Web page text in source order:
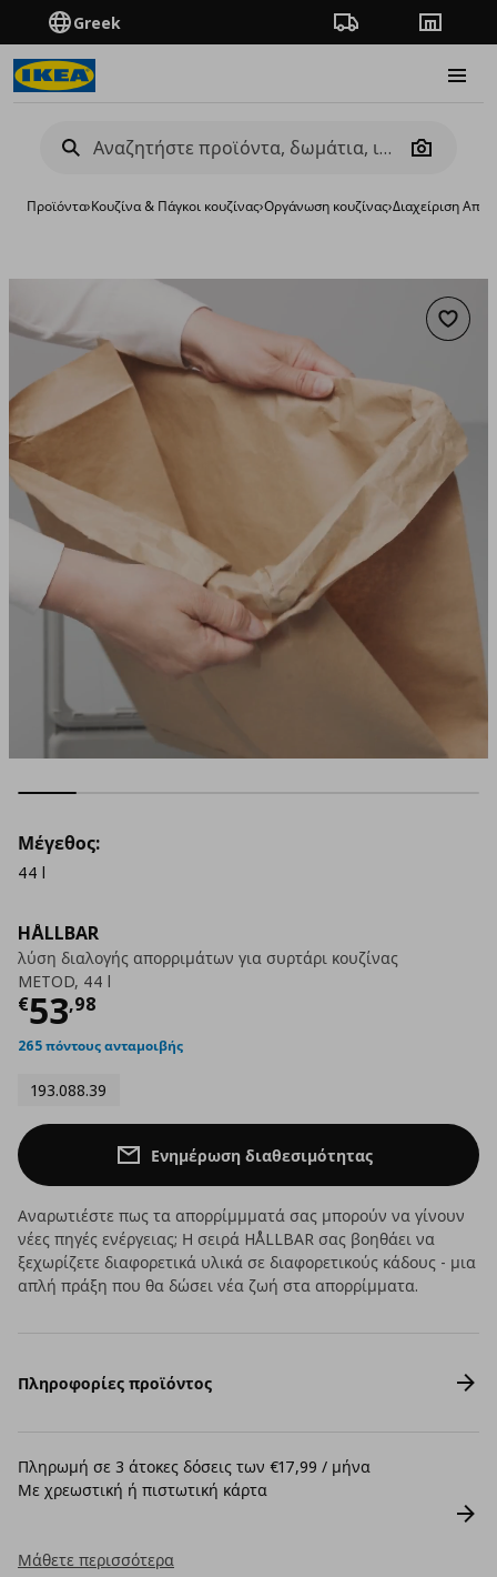
Greek Πορεία παραγγελίας
Camera
Προϊόντα›Κουζίνα & Πάγκοι κουζίνας›Οργάνωση κουζίνας›Διαχείριση
HÅLLBAR
λύση διαλογής απορριμάτων για συρτάρι κουζίνας
METOD, 44 l
€53,98
Τρέχουσα τιμή
265 πόντους ανταμοιβής
193.088.39
Μέγεθος:
44 l
Ενημέρωση διαθεσιμότητας
Αναρωτιέστε πως τα απορρίμμματά σας μπορούν να γίνουν
νέες πηγές ενέργειας; Η σειρά HÅLLBAR σας βοηθάει να
ξεχωρίζετε διαφορετικά υλικά σε διαφορετικούς κάδους - μια
απλή πράξη που θα δώσει νέα ζωή στα απορρίμματα.
Πληροφορίες προϊόντος
Πληρωμή σε 3 άτοκες δόσεις των €17,99 / μήνα
Με χρεωστική ή πιστωτική κάρτα
Μάθετε περισσότερα